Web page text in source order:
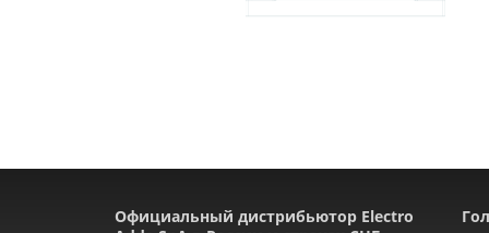
Официальный дистрибьютор Electro